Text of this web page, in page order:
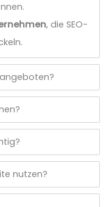
, die SEO-
nutzen?